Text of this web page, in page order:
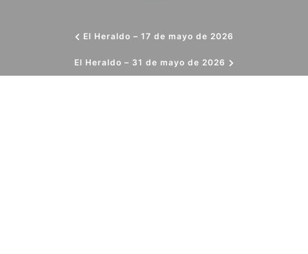
El Heraldo – 17 de mayo de 2026
El Heraldo – 31 de mayo de 2026